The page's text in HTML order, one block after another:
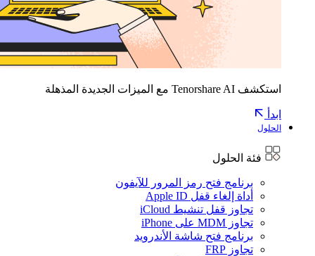
استكشف Tenorshare AI مع الميزات الجديدة المذهلة
ابدأ
الحلول
فئة الحلول
برنامج فتح رمز المرور للآيفون
أداة إلغاء قفل Apple ID
تجاوز قفل تنشيط iCloud
تجاوز MDM على iPhone
برنامج فتح شاشة الأندرويد
تجاوز FRP